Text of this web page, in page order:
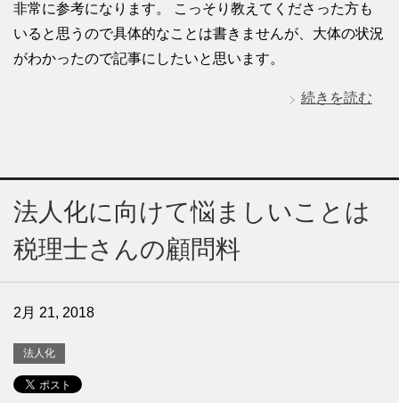
非常に参考になります。 こっそり教えてくださった方も
いると思うので具体的なことは書きませんが、大体の状況
がわかったので記事にしたいと思います。
続きを読む
法人化に向けて悩ましいことは
税理士さんの顧問料
2月 21, 2018
法人化